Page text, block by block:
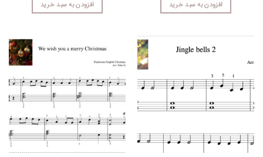
افزودن به سبد خرید افزودن به سبد خرید